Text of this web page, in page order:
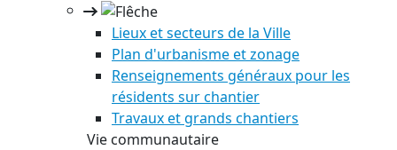
Lieux et secteurs de la Ville
Plan d'urbanisme et zonage
Renseignements généraux pour les
résidents sur chantier
Travaux et grands chantiers
Vie communautaire